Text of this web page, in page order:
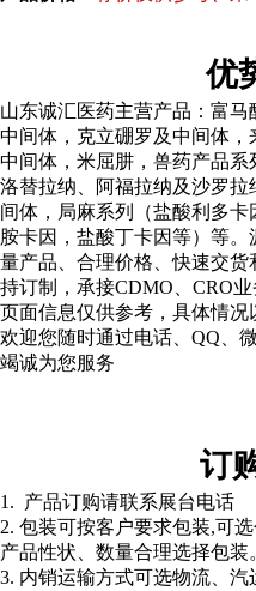
优
山东诚汇医药主营产品：富
中间体，克立硼罗及中间体
中间体，米屈肼，兽药产品系
洛替拉纳、阿福拉纳及沙罗
间体，局麻系列（盐酸利多
胺卡因，盐酸丁卡因等）等
量产品、合理价格、快速交
持订制，承接CDMO、CRO
页面信息仅供参考，具体情况
欢迎您随时通过电话、QQ、
竭诚为您服务
订
1. 产品订购请联系展台电话
2. 包装可按客户要求包装,可
产品性状、数量合理选择包装
3. 内销运输方式可选物流、